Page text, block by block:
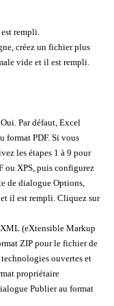
rempli.
créez un fichier plus
vide et il est rempli.
Par défaut, Excel
format PDF. Si vous
les étapes 1 à 9 pour
ou XPS, puis configurez
de dialogue Options,
il est rempli. Cliquez sur
(eXtensible Markup
ZIP pour le fichier de
ouvertes et
propriétaire
Publier au format